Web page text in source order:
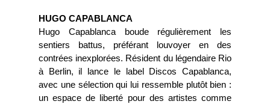
HUGO CAPABLANCA
Hugo Capablanca boude régulièrement les
sentiers battus, préférant louvoyer en des
contrées inexplorées. Résident du légendaire Rio
à Berlin, il lance le label Discos Capablanca,
avec une sélection qui lui ressemble plutôt bien :
un espace de liberté pour des artistes comme